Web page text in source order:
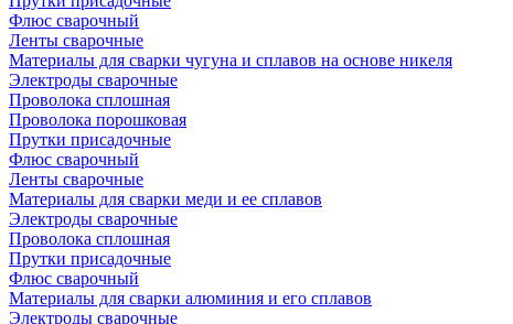
Флюс сварочный
Ленты сварочные
Материалы для сварки чугуна и сплавов на основе никеля
Электроды сварочные
Проволока сплошная
Проволока порошковая
Прутки присадочные
Флюс сварочный
Ленты сварочные
Материалы для сварки меди и ее сплавов
Электроды сварочные
Проволока сплошная
Прутки присадочные
Флюс сварочный
Материалы для сварки алюминия и его сплавов
Электроды сварочные